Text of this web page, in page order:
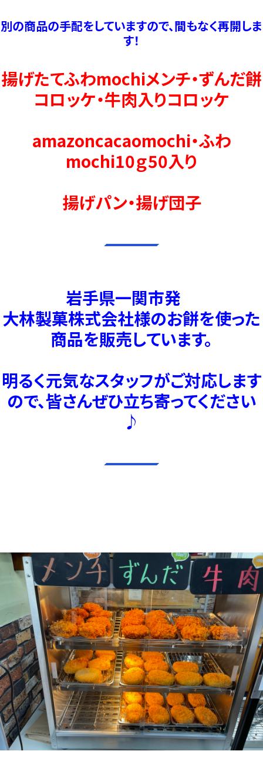
別の商品の手配をしていますので、間もなく再開しま
す！
揚げたてふわmochiメンチ・ずんだ餅
コロッケ・牛肉入りコロッケ
amazoncacaomochi・ふわ
mochi10ｇ50入り
揚げパン・揚げ団子
岩手県一関市発
大林製菓株式会社様のお餅を使った
商品を販売しています。
明るく元気なスタッフがご対応します
ので、皆さんぜひ立ち寄ってください
♪